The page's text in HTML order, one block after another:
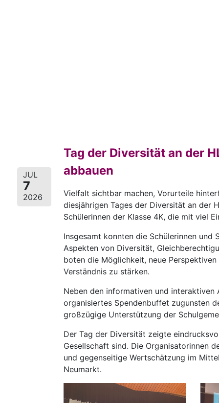
JUL
7
2026
Tag der Diversität an der
abbauen
Vielfalt sichtbar machen, Vorurteile
diesjährigen Tages der Diversität an der
Schülerinnen der Klasse 4K, die mit viel
Insgesamt konnten die Schülerinnen und
Aspekten von Diversität,
boten die Möglichkeit, neue
Verständnis zu stärken.
Neben den informativen und
organisiertes Spendenbuffet zugunsten
großzügige Unterstützung der
Der Tag der Diversität zeigte
Gesellschaft sind. Die Organisatorinnen
und gegenseitige Wertschätzung im
Neumarkt.